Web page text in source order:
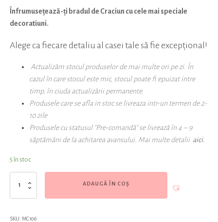
Înfrumusețează-ți bradul de Craciun cu cele mai speciale
decoratiuni.
Alege ca fiecare detaliu al casei tale să fie excepțional!
Actualizăm stocul produselor de mai multe ori pe zi. În
cazul în care stocul este mic, stocul poate fi epuizat intre
timp, în ciuda actualizării permanente.
Produsele care se afla in stoc se livreaza intr-un termen de 2-
10 zile
Produsele cu statusul "Pre-comandă" se livrează în 4 – 9
săptămâni de la achitarea avansului. Mai multe detalii aici.
5 în stoc
12
mici
ADAUGĂ ÎN COȘ
SKU: MC106